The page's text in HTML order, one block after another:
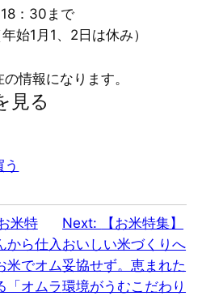
：30まで
始1月1、2日は休み）
情報になります。
見る
う
米特
から仕入
米でオム
「オムラ
Next:
【お米特集】
おいしい米づくりへ
妥協せず。恵まれた
環境がうむこだわり